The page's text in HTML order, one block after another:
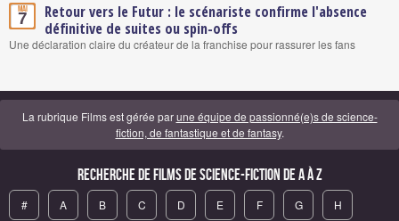
Mai
7
Retour vers le Futur : le scénariste confirme l'absence
définitive de suites ou spin-offs
Une déclaration claire du créateur de la franchise pour rassurer les fans
La rubrique Films est gérée parune équipe de passionné(e)s de science-
fiction, de fantastique et de fantasy.
Recherche de Films de science-fiction de A à Z
# A B C D E F G H